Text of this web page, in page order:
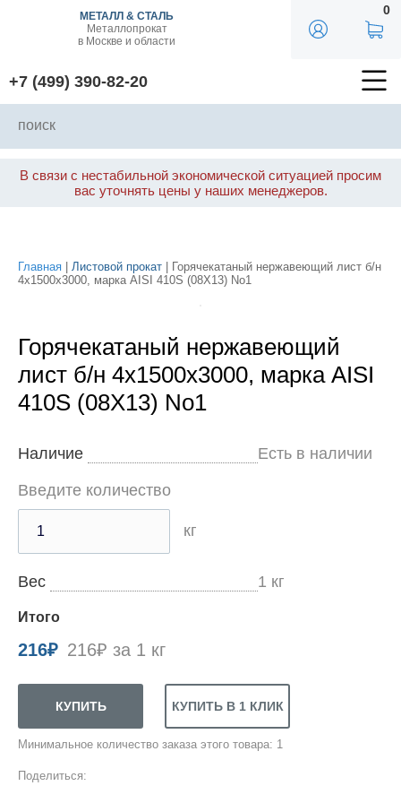
МЕТАЛЛ & СТАЛЬ
Металлопрокат
в Москве и области
+7 (499) 390-82-20
0
В связи с нестабильной экономической ситуацией просим
вас уточнять цены у наших менеджеров.
Главная Листовой прокат | Горячекатаный нержавеющий лист б/н
4х1500х3000, марка AISI 410S (08Х13) No1
Горячекатаный нержавеющий
лист б/н 4х1500х3000, марка AISI
410S (08Х13) No1
Наличие Есть в наличии
Введите количество
кг
Вес 1 кг
Итого
216₽ 216₽ за 1 кг
Минимальное количество заказа этого товара: 1
Поделиться: